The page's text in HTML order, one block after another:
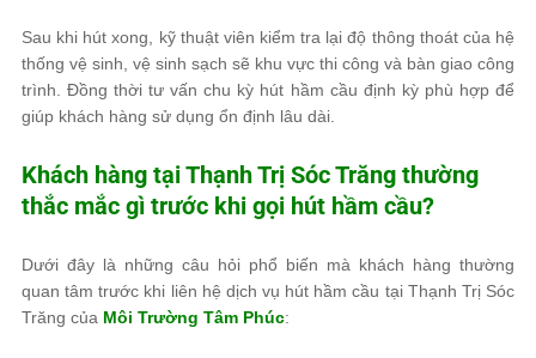
Sau khi hút xong, kỹ thuật viên kiểm tra lại độ thông thoát của hệ
thống vệ sinh, vệ sinh sạch sẽ khu vực thi công và bàn giao công
trình. Đồng thời tư vấn chu kỳ hút hầm cầu định kỳ phù hợp để
giúp khách hàng sử dụng ổn định lâu dài.
Khách hàng tại Thạnh Trị Sóc Trăng thường
thắc mắc gì trước khi gọi hút hầm cầu?
Dưới đây là những câu hỏi phổ biến mà khách hàng thường
quan tâm trước khi liên hệ dịch vụ hút hầm cầu tại Thạnh Trị Sóc
Trăng của Môi Trường Tâm Phúc: